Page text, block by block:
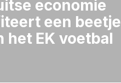
economie
een beetje
het EK voetbal